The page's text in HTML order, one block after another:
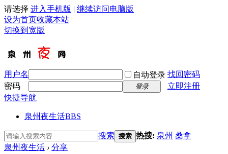
请选择 进入手机版 | 继续访问电脑版
设为首页收藏本站
切换到宽版
用户名 自动登录 找回密码
密码
登录
立即注册
快捷导航
泉州夜生活BBS
搜索 搜索 热搜: 泉州 桑拿
泉州夜生活 › 分享